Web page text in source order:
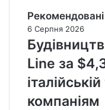
Рекомендовані
6 Серпня 2026
Line за
компаніям